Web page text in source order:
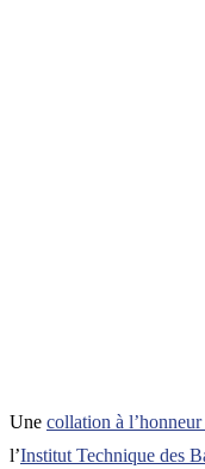
Une collation à
l’Institut Technique des